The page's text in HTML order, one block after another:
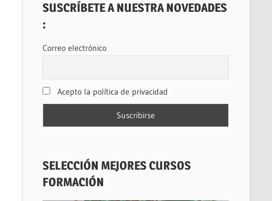
SUSCRÍBETE A NUESTRA NOVEDADES
:
Correo electrónico
Acepto la política de privacidad
SELECCIÓN MEJORES CURSOS
FORMACIÓN